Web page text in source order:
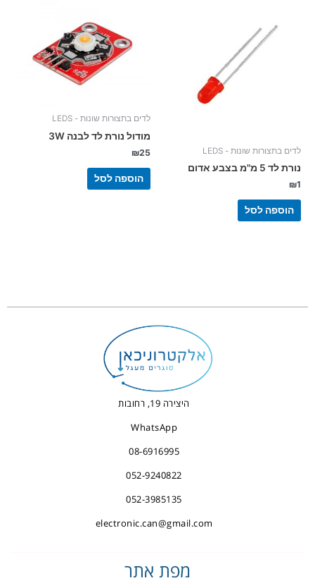
לדים בתצורות שונות - LEDS
נורת לד 5 מ"מ בצבע אדום
₪1
הוספה לסל
לדים בתצורות שונות - LEDS
מודול נורת לד לבנה 3W
₪25
הוספה לסל
היצירה 19, רחובות
WhatsApp
08-6916995
052-9240822
052-3985135
electronic.can@gmail.com
מפת אתר